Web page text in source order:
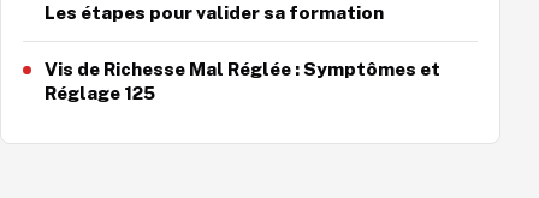
Les étapes pour valider sa formation
Vis de Richesse Mal Réglée : Symptômes et
Réglage 125